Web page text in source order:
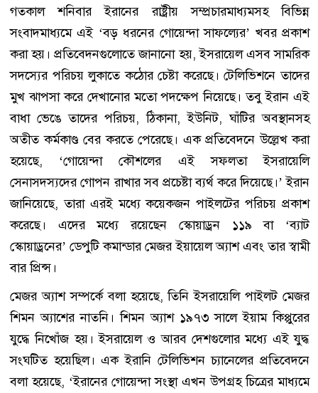
গতকাল শনিবার ইরানের রাষ্ট্রীয় সম্প্রচারমাধ্যমসহ বিভিন্ন
সংবাদমাধ্যমে এই ‘বড় ধরনের গোয়েন্দা সাফল্যের’ খবর প্রকাশ
করা হয়। প্রতিবেদনগুলোতে জানানো হয়, ইসরায়েল এসব সামরিক
সদস্যের পরিচয় লুকাতে কঠোর চেষ্টা করেছে। টেলিভিশনে তাদের
মুখ ঝাপসা করে দেখানোর মতো পদক্ষেপ নিয়েছে। তবু ইরান এই
বাধা ভেঙে তাদের পরিচয়, ঠিকানা, ইউনিট, ঘাঁটির অবস্থানসহ
অতীত কর্মকাণ্ড বের করতে পেরেছে। এক প্রতিবেদনে উল্লেখ করা
হয়েছে, ‘গোয়েন্দা কৌশলের এই সফলতা ইসরায়েলি
সেনাসদস্যদের গোপন রাখার সব প্রচেষ্টা ব্যর্থ করে দিয়েছে।’ ইরান
জানিয়েছে, তারা এরই মধ্যে কয়েকজন পাইলটের পরিচয় প্রকাশ
করেছে। এদের মধ্যে রয়েছেন স্কোয়াড্রন ১১৯ বা ‘ব্যাট
স্কোয়াড্রনের’ ডেপুটি কমান্ডার মেজর ইয়ায়েল অ্যাশ এবং তার স্বামী
বার প্রিন্স।
মেজর অ্যাশ সম্পর্কে বলা হয়েছে, তিনি ইসরায়েলি পাইলট মেজর
শিমন অ্যাশের নাতনি। শিমন অ্যাশ ১৯৭৩ সালে ইয়াম কিপ্পুরের
যুদ্ধে নিখোঁজ হয়। ইসরায়েল ও আরব দেশগুলোর মধ্যে এই যুদ্ধ
সংঘটিত হয়েছিল। এক ইরানি টেলিভিশন চ্যানেলের প্রতিবেদনে
বলা হয়েছে, ‘ইরানের গোয়েন্দা সংস্থা এখন উপগ্রহ চিত্রের মাধ্যমে